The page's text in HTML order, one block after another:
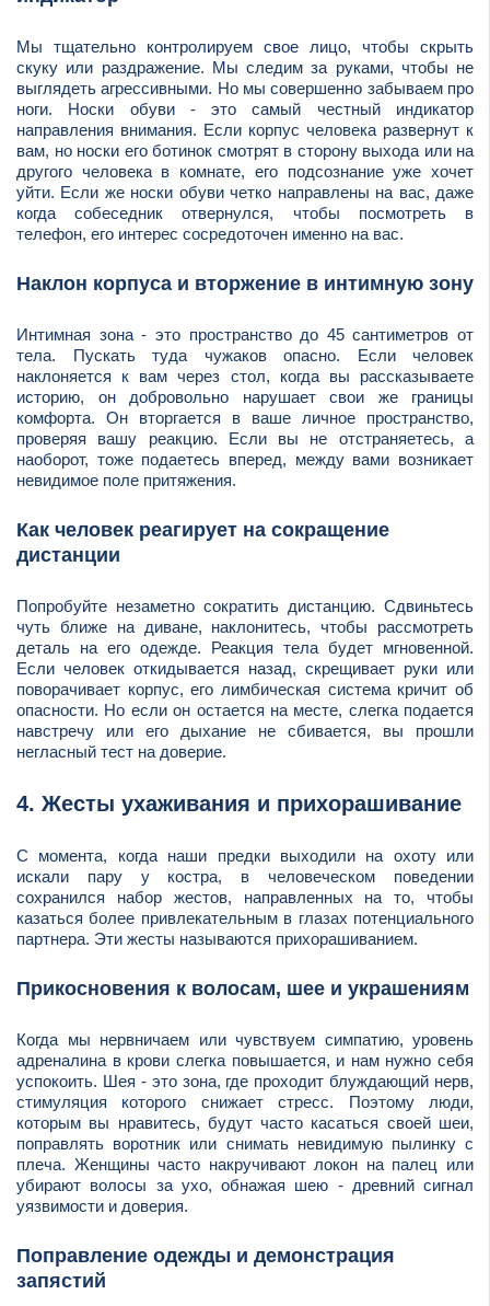
Мы тщательно контролируем свое лицо, чтобы скрыть
скуку или раздражение. Мы следим за руками, чтобы не
выглядеть агрессивными. Но мы совершенно забываем про
ноги. Носки обуви - это самый честный индикатор
направления внимания. Если корпус человека развернут к
вам, но носки его ботинок смотрят в сторону выхода или на
другого человека в комнате, его подсознание уже хочет
уйти. Если же носки обуви четко направлены на вас, даже
когда собеседник отвернулся, чтобы посмотреть в
телефон, его интерес сосредоточен именно на вас.
Наклон корпуса и вторжение в интимную зону
Интимная зона - это пространство до 45 сантиметров от
тела. Пускать туда чужаков опасно. Если человек
наклоняется к вам через стол, когда вы рассказываете
историю, он добровольно нарушает свои же границы
комфорта. Он вторгается в ваше личное пространство,
проверяя вашу реакцию. Если вы не отстраняетесь, а
наоборот, тоже подаетесь вперед, между вами возникает
невидимое поле притяжения.
Как человек реагирует на сокращение
дистанции
Попробуйте незаметно сократить дистанцию. Сдвиньтесь
чуть ближе на диване, наклонитесь, чтобы рассмотреть
деталь на его одежде. Реакция тела будет мгновенной.
Если человек откидывается назад, скрещивает руки или
поворачивает корпус, его лимбическая система кричит об
опасности. Но если он остается на месте, слегка подается
навстречу или его дыхание не сбивается, вы прошли
негласный тест на доверие.
4. Жесты ухаживания и прихорашивание
С момента, когда наши предки выходили на охоту или
искали пару у костра, в человеческом поведении
сохранился набор жестов, направленных на то, чтобы
казаться более привлекательным в глазах потенциального
партнера. Эти жесты называются прихорашиванием.
Прикосновения к волосам, шее и украшениям
Когда мы нервничаем или чувствуем симпатию, уровень
адреналина в крови слегка повышается, и нам нужно себя
успокоить. Шея - это зона, где проходит блуждающий нерв,
стимуляция которого снижает стресс. Поэтому люди,
которым вы нравитесь, будут часто касаться своей шеи,
поправлять воротник или снимать невидимую пылинку с
плеча. Женщины часто накручивают локон на палец или
убирают волосы за ухо, обнажая шею - древний сигнал
уязвимости и доверия.
Поправление одежды и демонстрация
запястий